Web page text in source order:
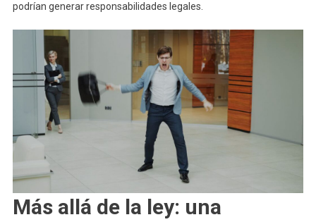
podrían generar responsabilidades legales.
Más allá de la ley: una